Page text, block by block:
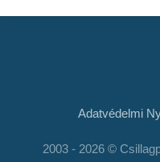
Adatvédelmi
2003 - 2026 ©